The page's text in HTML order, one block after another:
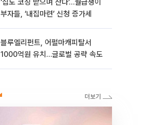
‘집도 코칭 받으며 산다’…월급쟁이
부자들, ‘내집마련’ 신청 증가세
블루엘리펀트, 어펄마캐피탈서
1000억원 유치…글로벌 공략 속도